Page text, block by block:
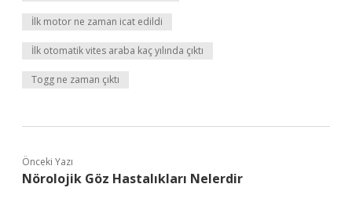
İlk motor ne zaman icat edildi
İlk otomatik vites araba kaç yılında çıktı
Togg ne zaman çıktı
Önceki Yazı
Nörolojik Göz Hastalıkları Nelerdir